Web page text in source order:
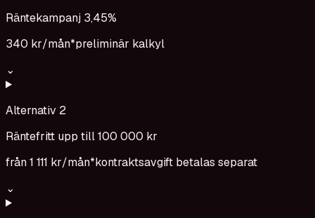
Räntekampanj 3,45%
340 kr/mån*preliminär kalkyl
⌄
Alternativ 2
Räntefritt upp till 100 000 kr
från1 111 kr/mån*kontraktsavgift betalas separat
⌄